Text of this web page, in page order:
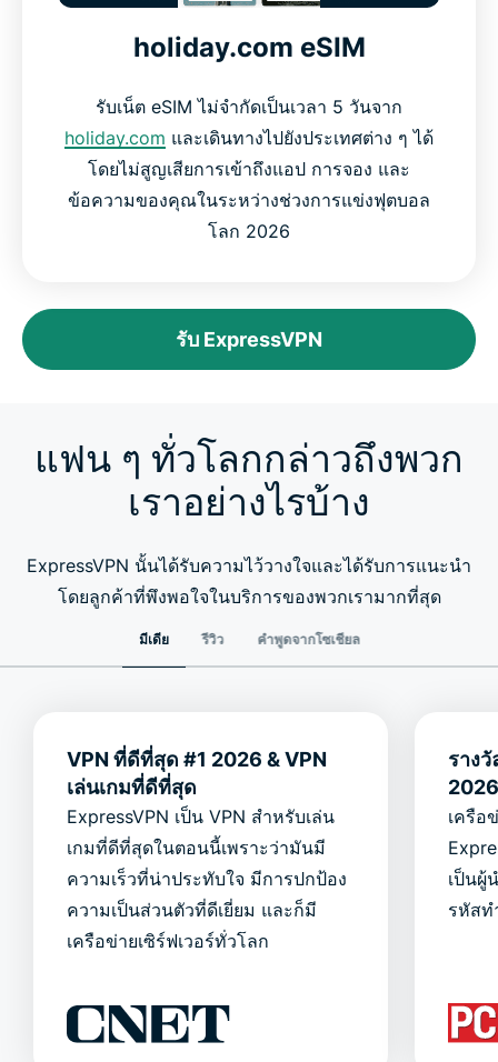
holiday.com eSIM
รับเน็ต eSIM ไม่จำกัดเป็นเวลา 5 วันจาก
holiday.com และเดินทางไปยังประเทศต่าง ๆ ได้
โดยไม่สูญเสียการเข้าถึงแอป การจอง และ
ข้อความของคุณในระหว่างช่วงการแข่งฟุตบอล
โลก 2026
รับ ExpressVPN
แฟน ๆ ทั่วโลกกล่าวถึงพวก
เราอย่างไรบ้าง
ExpressVPN นั้นได้รับความไว้วางใจและได้รับการแนะนำ
โดยลูกค้าที่พึงพอใจในบริการของพวกเรามากที่สุด
มีเดีย รีวิว คำพูดจากโซเชียล
VPN ที่ดีที่สุด #1 2026 & VPN
เล่นเกมที่ดีที่สุด
ExpressVPN เป็น VPN สำหรับเล่น
เกมที่ดีที่สุดในตอนนี้เพราะว่ามันมี
ความเร็วที่น่าประทับใจ มีการปกป้อง
ความเป็นส่วนตัวที่ดีเยี่ยม และก็มี
เครือข่ายเซิร์ฟเวอร์ทั่วโลก
ราง
เครือ
เป็นผู้
รหัสท